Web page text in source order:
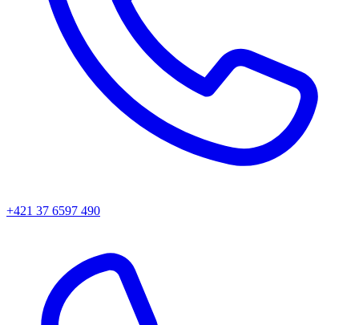
+421 37 6597 490